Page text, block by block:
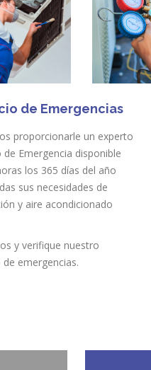
de Emergencias
proporcionarle un experto
de Emergencia disponible
los 365 días del año
sus necesidades de
y aire acondicionado
y verifique nuestro
de emergencias.